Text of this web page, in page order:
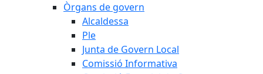
Òrgans de govern
Alcaldessa
Ple
Junta de Govern Local
Comissió Informativa